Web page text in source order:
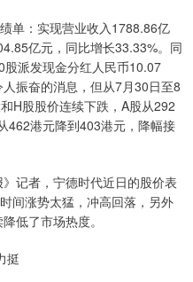
：实现营业收入1788.86亿
亿元，同比增长33.33%。同
派发现金分红人民币10.07
振奋的消息，但从7月30日至8
H股股价连续下跌，A股从292
462港元降到403港元，降幅接
记者，宁德时代近日的股价表
间涨势太猛，冲高回落，另外
低了市场热度。
挺